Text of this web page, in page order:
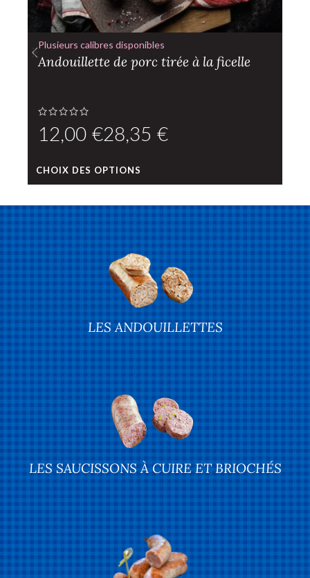
Plusieurs calibres disponibles
Andouillette de porc tirée à la ficelle
€ €
CHOIX DES OPTIONS
LES ANDOUILLETTES
LES SAUCISSONS À CUIRE ET BRIOCHÉS